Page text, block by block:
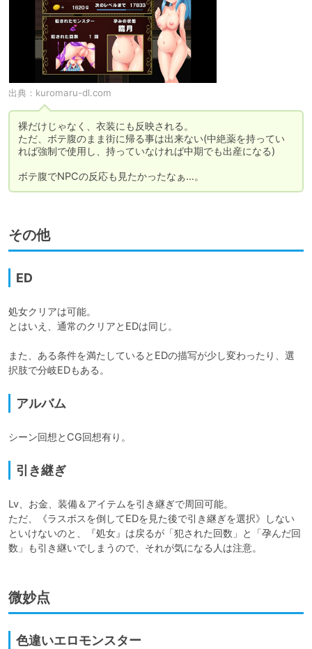
出典： kuromaru-dl.com
裸だけじゃなく、衣装にも反映される。
ただ、ボテ腹のまま街に帰る事は出来ない(中絶薬を持ってい
れば強制で使用し、持っていなければ中期でも出産になる)
ボテ腹でNPCの反応も見たかったなぁ…。
その他
ED
処女クリアは可能。
とはいえ、通常のクリアとEDは同じ。
また、ある条件を満たしているとEDの描写が少し変わったり、選
択肢で分岐EDもある。
アルバム
シーン回想とCG回想有り。
引き継ぎ
Lv、お金、装備＆アイテムを引き継ぎで周回可能。
ただ、《ラスボスを倒してEDを見た後で引き継ぎを選択》しない
といけないのと、『処女』は戻るが「犯された回数」と「孕んだ回
微妙点
色違いエロモンスター